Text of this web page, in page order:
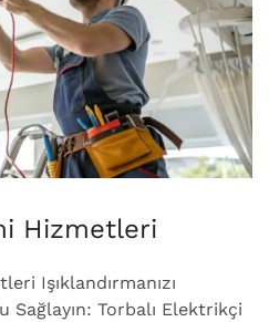
Hizmetleri
Işıklandırmanızı
Sağlayın: Torbalı Elektrikçi